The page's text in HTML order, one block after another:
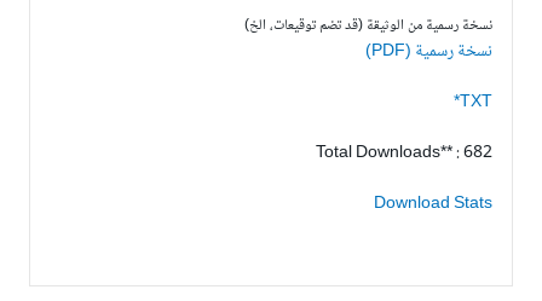
نسخة رسمية من الوثيقة (قد تضم توقيعات، الخ)
نسخة رسمية (PDF)
TXT*
Total Downloads** : 682
Download Stats